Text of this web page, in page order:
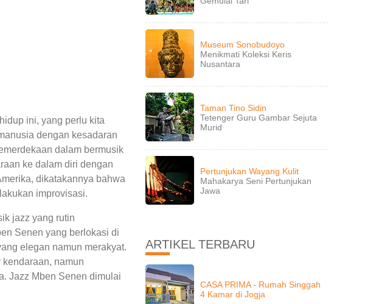
ini, yang perlu kita
dengan kesadaran
dalam bermusik
ke dalam diri dengan
dikatakannya bahwa
improvisasi.
jazz yang rutin
Senen yang berlokasi di
elegan namun merakyat.
namun
Jazz Mben Senen dimulai
Museum Sonobudoyo
Menikmati Koleksi Keris
Nusantara
Taman Tino Sidin
Tetenger Guru Gambar Sejuta
Murid
Pertunjukan Wayang Kulit
Mahakarya Seni Pertunjukan
Jawa
ARTIKEL TERBARU
CASA PRIMA - Rumah Singgah
4 Kamar di Jogja